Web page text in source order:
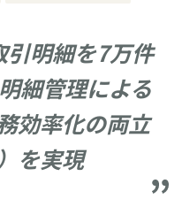
明細を7万件
細管理による
効率化の両立
を実現